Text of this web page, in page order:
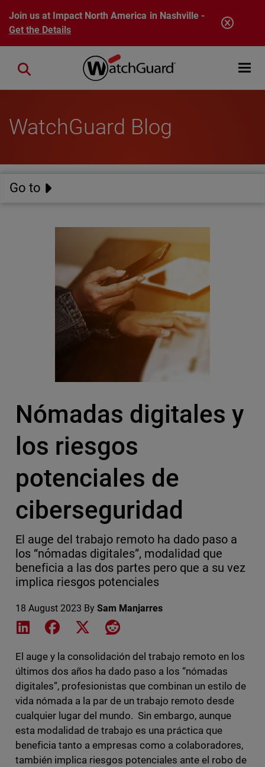
Skip to main content
Join us at Impact North America in Nashville -
Get the Details
Open
Close search
WatchGuard Blog
Go to
Nómadas digitales y
los riesgos
potenciales de
ciberseguridad
El auge del trabajo remoto ha dado paso a
los “nómadas digitales”, modalidad que
beneficia a las dos partes pero que a su vez
implica riesgos potenciales
18 August 2023 By Sam Manjarres
Share on LinkedIn
Share on Facebook
Share on XShare on Reddit
El auge y la consolidación del trabajo remoto en los
últimos dos años ha dado paso a los “nómadas
digitales”, profesionistas que combinan un estilo de
vida nómada a la par de un trabajo remoto desde
cualquier lugar del mundo. Sin embargo, aunque
esta modalidad de trabajo es una práctica que
beneficia tanto a empresas como a colaboradores,
también implica riesgos potenciales ante el robo de